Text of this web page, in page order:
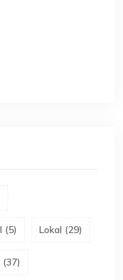
(5) Lokal (29)
(37)